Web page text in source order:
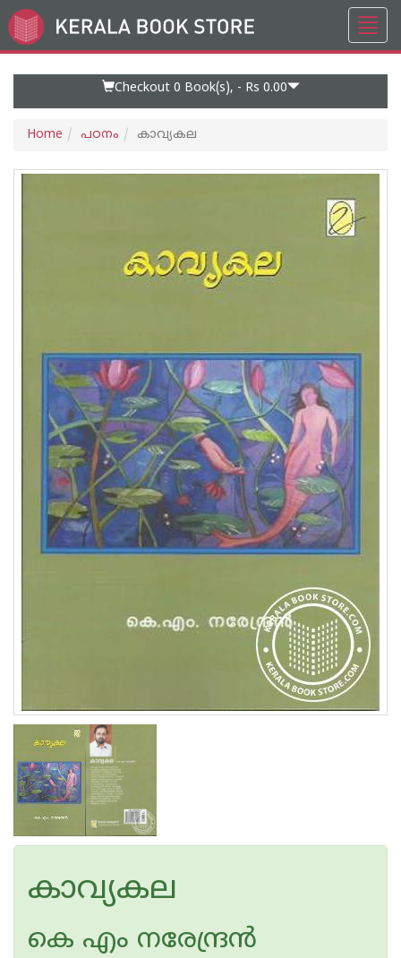
Go
to
Checkout 0 Book(s), - Rs 0.00
Home പഠനം കാവ്യകല
കാവ്യകല
കെ എം നരേന്ദ്രന്‍